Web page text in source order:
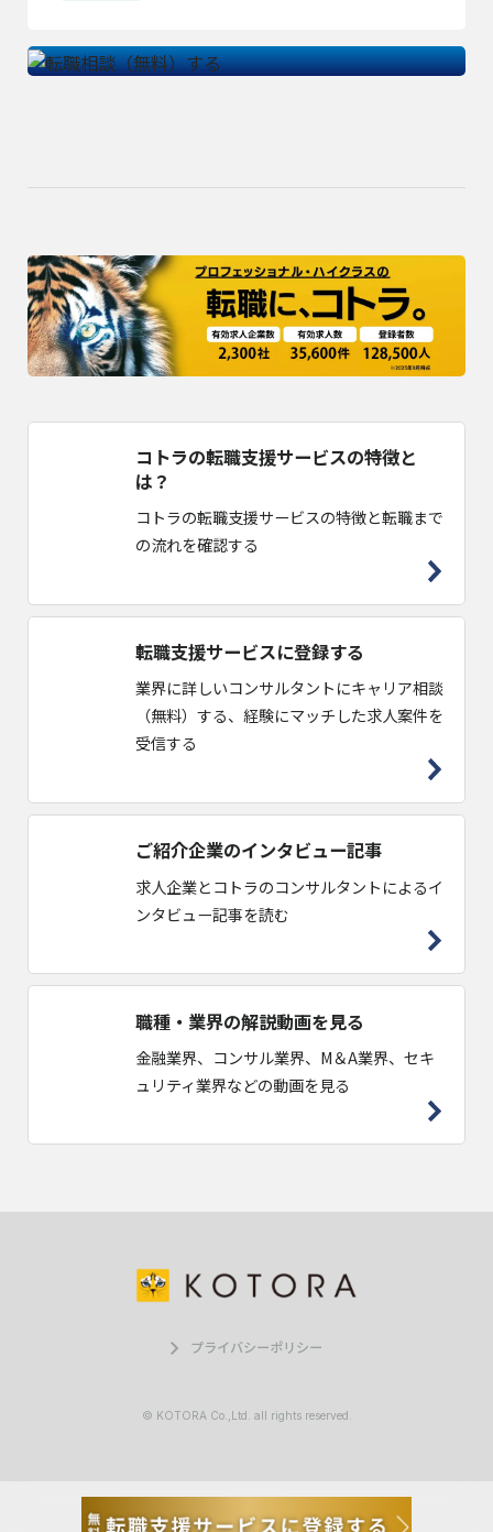
コトラの転職支援サービスの特徴と
は？
コトラの転職支援サービスの特徴と転職まで
の流れを確認する
転職支援サービスに登録する
業界に詳しいコンサルタントにキャリア相談
（無料）する、経験にマッチした求人案件を
受信する
ご紹介企業のインタビュー記事
求人企業とコトラのコンサルタントによるイ
ンタビュー記事を読む
職種・業界の解説動画を見る
金融業界、コンサル業界、M＆A業界、セキ
ュリティ業界などの動画を見る
プライバシーポリシー
© KOTORA Co.,Ltd. all rights reserved.